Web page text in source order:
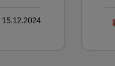
15.12.2024